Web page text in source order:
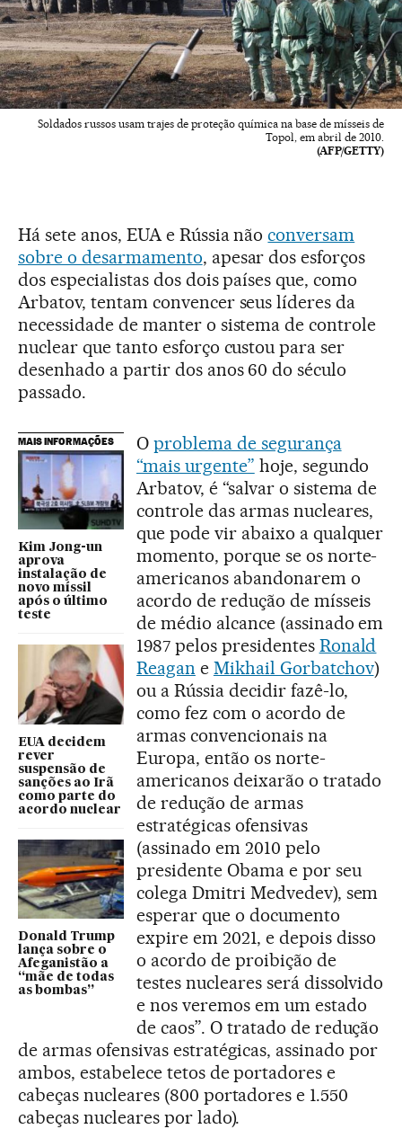
Soldados russos usam trajes de proteção química na base de mísseis de
Topol, em abril de 2010.
(AFP/GETTY)
Há sete anos, EUA e Rússia nãoconversam
sobre o desarmamento, apesar dos esforços
dos especialistas dos dois países que, como
Arbatov, tentam convencer seus líderes da
necessidade de manter o sistema de controle
nuclear que tanto esforço custou para ser
desenhado a partir dos anos 60 do século
passado.
MAIS INFORMAÇÕES
Kim Jong-un
aprova
instalação de
novo míssil
após o último
teste
EUA decidem
rever
suspensão de
sanções ao Irã
como parte do
acordo nuclear
Donald Trump
lança sobre o
Afeganistão a
“mãe de todas
as bombas”
O problema de segurança
“mais urgente” hoje, segundo
Arbatov, é “salvar o sistema de
controle das armas nucleares,
que pode vir abaixo a qualquer
momento, porque se os norte-
americanos abandonarem o
acordo de redução de mísseis
de médio alcance (assinado em
1987 pelos presidentes Ronald
Reagan e Mikhail Gorbatchov)
ou a Rússia decidir fazê-lo,
como fez com o acordo de
armas convencionais na
Europa, então os norte-
americanos deixarão o tratado
de redução de armas
estratégicas ofensivas
(assinado em 2010 pelo
presidente Obama e por seu
colega Dmitri Medvedev), sem
esperar que o documento
expire em 2021, e depois disso
o acordo de proibição de
testes nucleares será dissolvido
e nos veremos em um estado
de caos”. O tratado de redução
de armas ofensivas estratégicas, assinado por
ambos, estabelece tetos de portadores e
cabeças nucleares (800 portadores e 1.550
cabeças nucleares por lado).